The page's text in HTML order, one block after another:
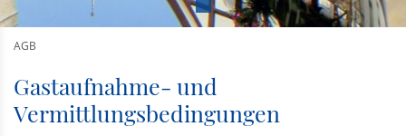
AGB
Gastaufnahme- und
Vermittlungsbedingungen